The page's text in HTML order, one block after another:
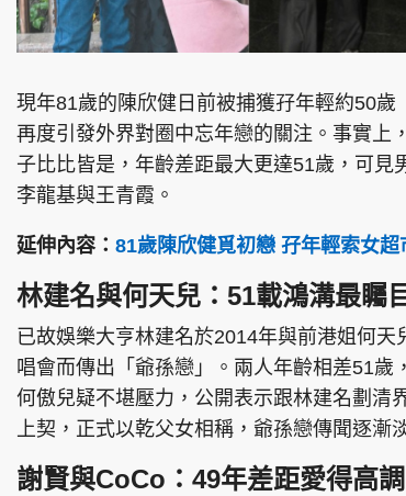
現年81歲的陳欣健日前被捕獲孖年輕約50歲
再度引發外界對圈中忘年戀的關注。事實上
子比比皆是，年齡差距最大更達51歲，可見
李龍基與王青霞。
延伸內容： 81歲陳欣健覓初戀 孖年輕索女超
林建名與何天兒：51載鴻溝最矚
已故娛樂大亨林建名於2014年與前港姐何
唱會而傳出「爺孫戀」。兩人年齡相差51歲
何傲兒疑不堪壓力，公開表示跟林建名劃清
上契，正式以乾父女相稱，爺孫戀傳聞逐漸
謝賢與CoCo：49年差距愛得高調